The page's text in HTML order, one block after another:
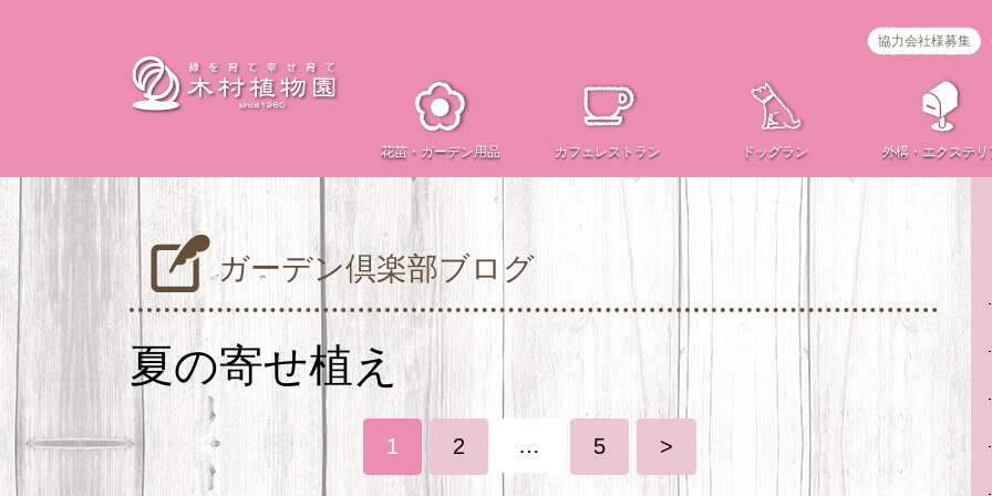
花苗・ ガーデン用品 カフェレストラン ドッグラン 外構・ エクステリ
協力会社様募集
ガーデン倶楽部ブログ
夏の寄せ植え
1 2 … 5 >